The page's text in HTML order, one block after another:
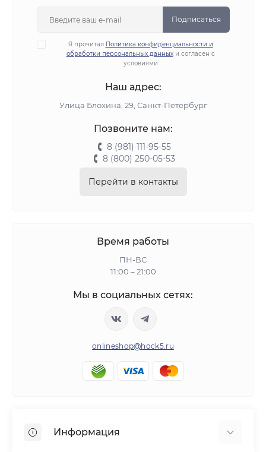
Подписаться
Я прочитал Политика конфиденциальности и
обработки персональных данныхи согласен с
условиями
Наш адрес:
Улица Блохина, 29, Санкт-Петербург
Позвоните нам:
8 (981) 111-95-55
8 (800) 250-05-53
Перейти в контакты
Время работы
ПН-ВС
11:00 – 21:00
Мы в социальных сетях:
onlineshop@hock5.ru
Информация